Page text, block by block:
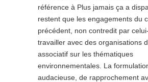
référence à Plus jamais ça a
restent que les engagements du
précédent, non contredit par
travailler avec des organisations
associatif sur les thématiques
environnementales. La
audacieuse, de rapprochement